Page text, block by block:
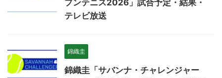
プンテニス2026」試合予定・結果・
テレビ放送
錦織圭
錦織圭「サバンナ・チャレンジャー